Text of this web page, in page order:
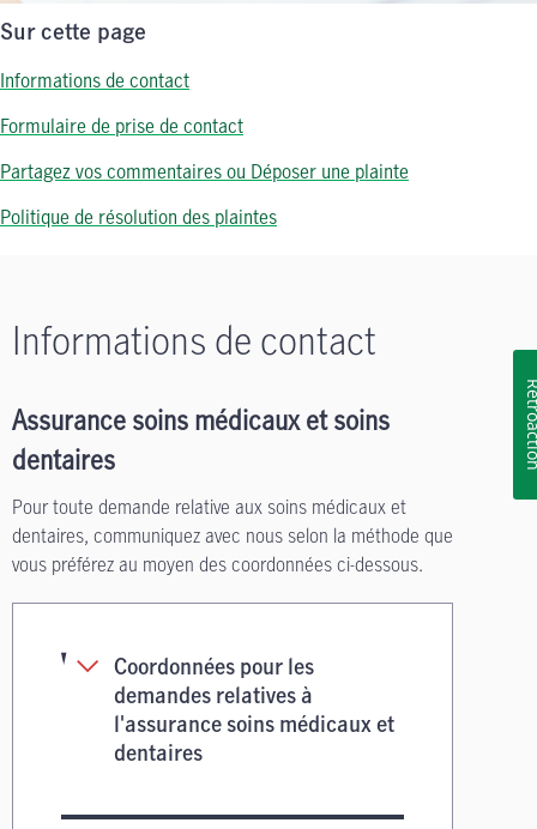
Sur cette page
Informations de contact
Formulaire de prise de contact
Partagez vos commentaires ou Déposer une plainte
Politique de résolution des plaintes
Informations de contact
Assurance soins médicaux et soins
dentaires
Pour toute demande relative aux soins médicaux et
dentaires, communiquez avec nous selon la méthode que
vous préférez au moyen des coordonnées ci-dessous.
Coordonnées pour les
demandes relatives à
l'assurance soins médicaux et
dentaires